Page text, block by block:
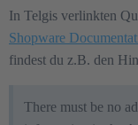
In Telgis verlinkten
Shopware
findest du z.B. den
There must be no